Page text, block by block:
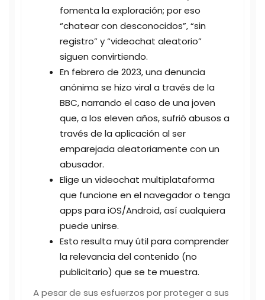
fomenta la exploración; por eso
“chatear con desconocidos”, “sin
registro” y “videochat aleatorio”
siguen convirtiendo.
En febrero de 2023, una denuncia
anónima se hizo viral a través de la
BBC, narrando el caso de una joven
que, a los eleven años, sufrió abusos a
través de la aplicación al ser
emparejada aleatoriamente con un
abusador.
Elige un videochat multiplataforma
que funcione en el navegador o tenga
apps para iOS/Android, así cualquiera
puede unirse.
Esto resulta muy útil para comprender
la relevancia del contenido (no
publicitario) que se te muestra.
A pesar de sus esfuerzos por proteger a sus